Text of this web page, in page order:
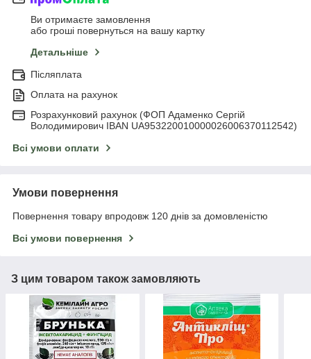
Ви отримаєте замовлення
або гроші повернуться на вашу картку
Детальніше
Післяплата
Оплата на рахунок
Розрахунковий рахунок (ФОП Адаменко Сергій
Володимирович IBAN UA953220010000026006370112542)
Всі умови оплати
Умови повернення
Повернення товару впродовж 120 днів за домовленістю
Всі умови повернення
З цим товаром також замовляють